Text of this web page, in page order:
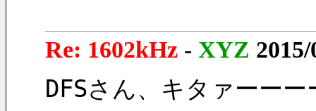
Re: 1602kHz - XYZ
DFSさん、キタァーー